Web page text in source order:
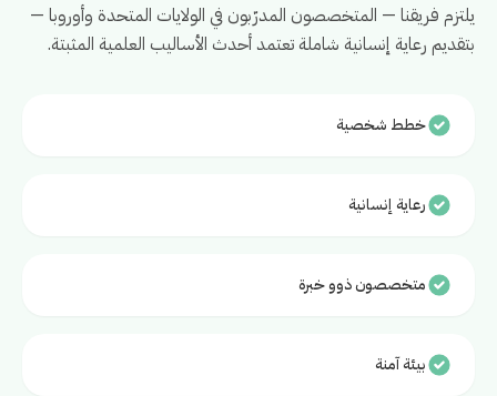
يلتزم فريقنا — المتخصصون المدرّبون في الولايات المتحدة وأوروبا —
بتقديم رعاية إنسانية شاملة تعتمد أحدث الأساليب العلمية المثبتة.
خطط شخصية
رعاية إنسانية
متخصصون ذوو خبرة
بيئة آمنة